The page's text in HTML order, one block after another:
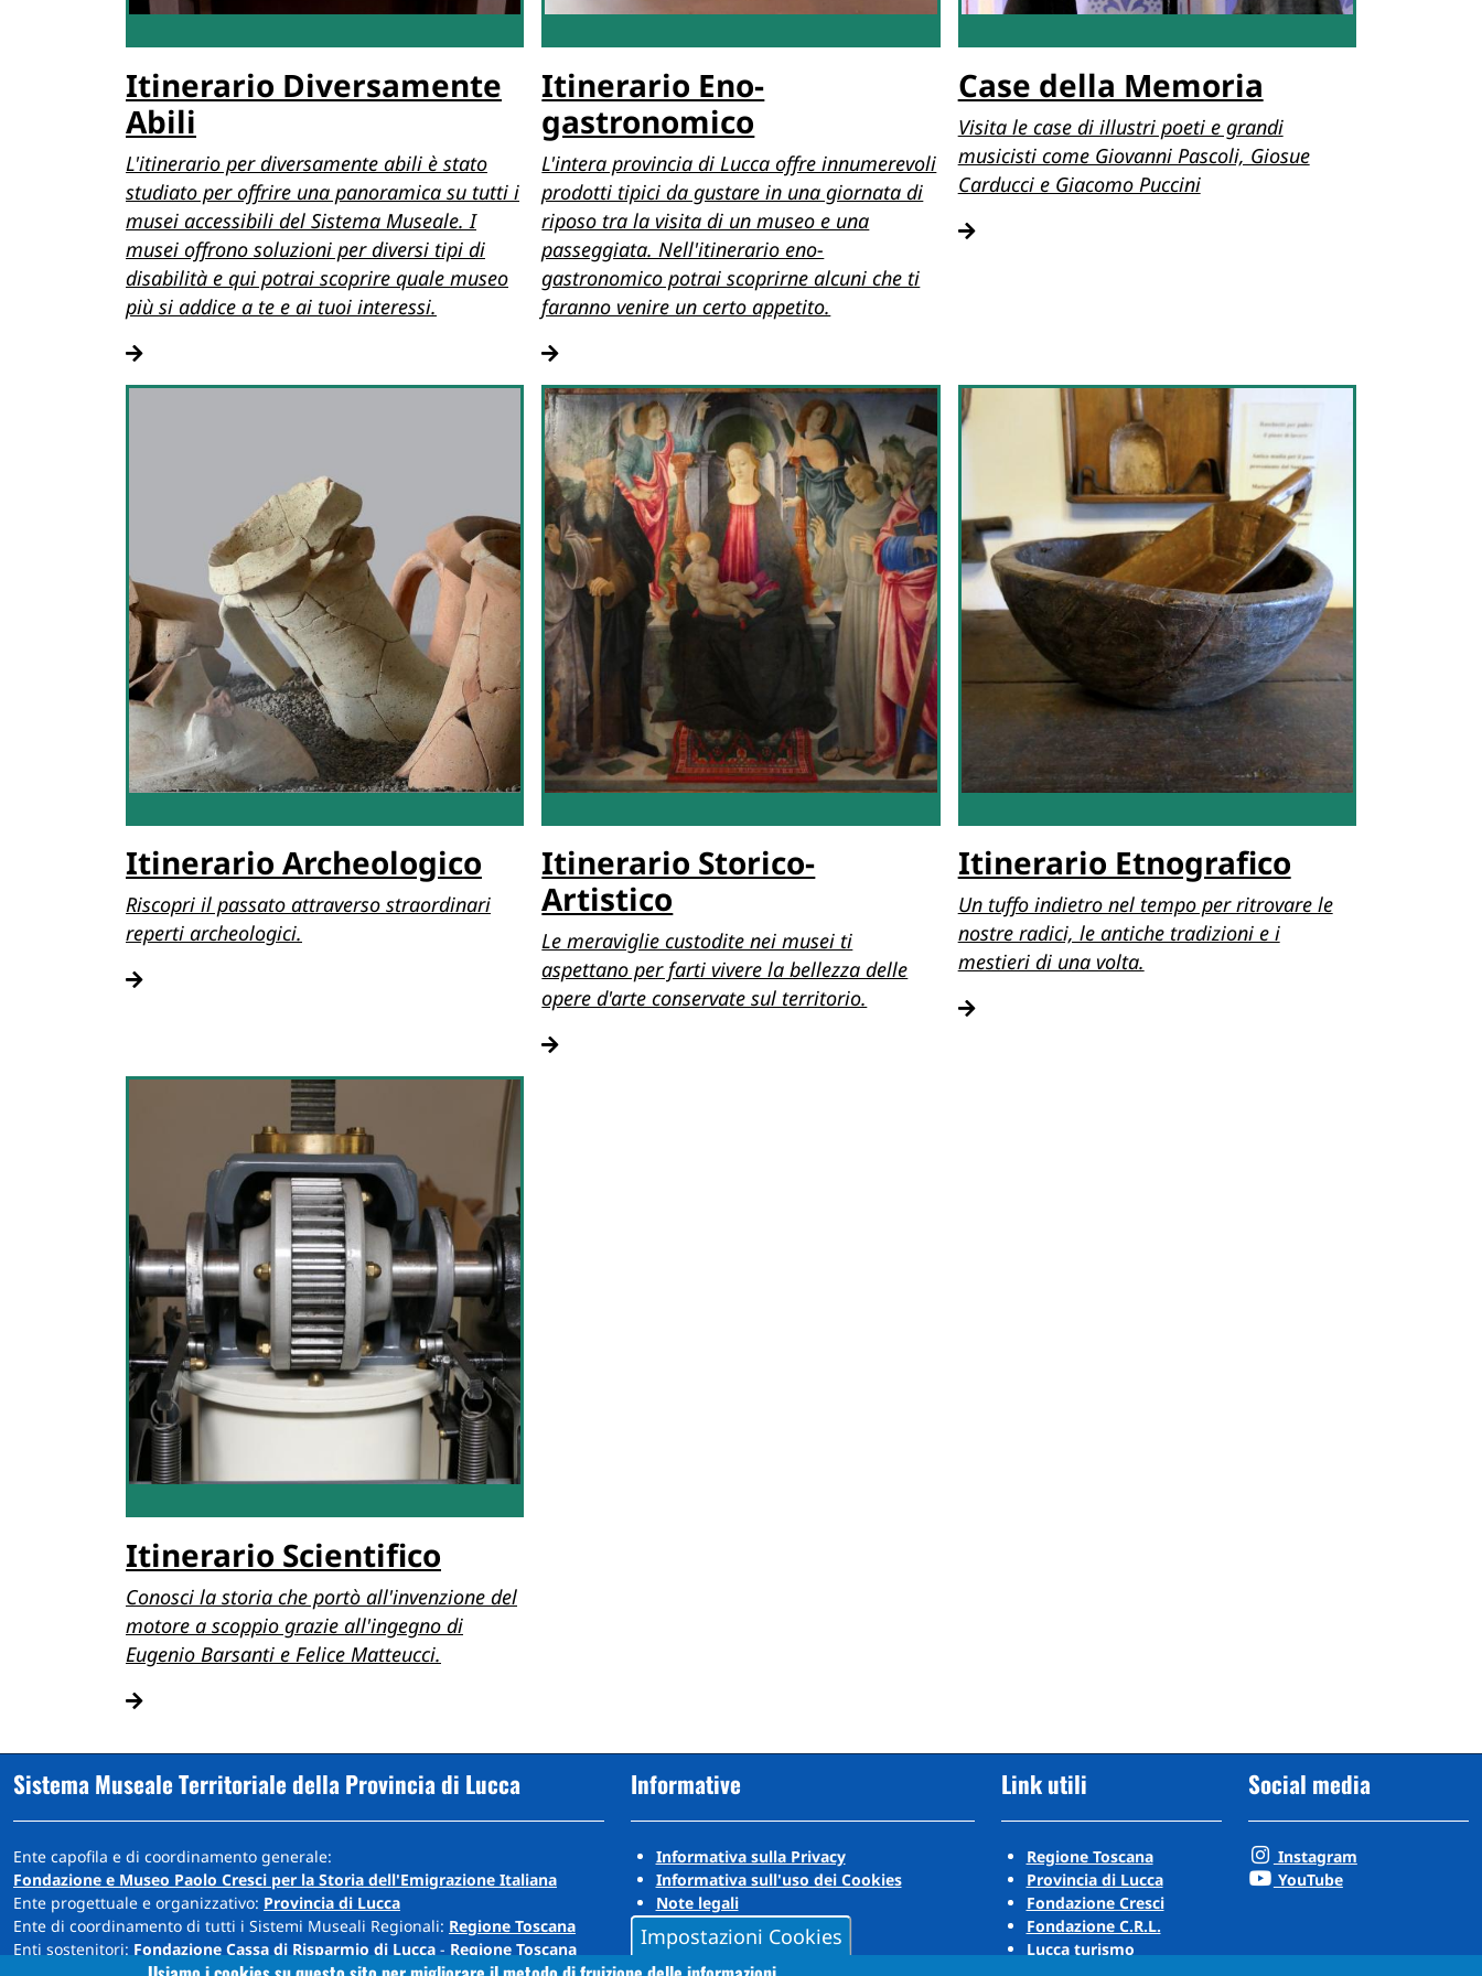
Itinerario Diversamente
Abili
L'itinerario per diversamente abili è stato
studiato per offrire una panoramica su tutti i
musei accessibili del Sistema Museale. I
musei offrono soluzioni per diversi tipi di
disabilità e qui potrai scoprire quale museo
più si addice a te e ai tuoi interessi.
Itinerario Eno-
gastronomico
L'intera provincia di Lucca offre innumerevoli
prodotti tipici da gustare in una giornata di
riposo tra la visita di un museo e una
passeggiata. Nell'itinerario eno-
gastronomico potrai scoprirne alcuni che ti
faranno venire un certo appetito.
Case della Memoria
Visita le case di illustri poeti e grandi
musicisti come Giovanni Pascoli, Giosue
Carducci e Giacomo Puccini
Itinerario Archeologico
Riscopri il passato attraverso straordinari
reperti archeologici.
Itinerario Storico-
Artistico
Le meraviglie custodite nei musei ti
aspettano per farti vivere la bellezza delle
opere d'arte conservate sul territorio.
Itinerario Etnografico
Un tuffo indietro nel tempo per ritrovare le
nostre radici, le antiche tradizioni e i
mestieri di una volta.
Itinerario Scientifico
Conosci la storia che portò all'invenzione del
motore a scoppio grazie all'ingegno di
Eugenio Barsanti e Felice Matteucci.
Sistema Museale Territoriale della Provincia di Lucca
Ente capofila e di coordinamento generale:
Fondazione e Museo Paolo Cresci per la Storia dell'Emigrazione Italiana
Ente progettuale e organizzativo: Provincia di Lucca
Ente di coordinamento di tutti i Sistemi Museali Regionali: Regione Toscana
Enti sostenitori: Fondazione Cassa di Risparmio di Lucca - Regione Toscana
Informative
Informativa sulla Privacy
Informativa sull'uso dei Cookies
Note legali
Link utili
Regione Toscana
Provincia di Lucca
Fondazione Cresci
Fondazione C.R.L.
Lucca turismo
Social media
Instagram
YouTube
Impostazioni Cookies